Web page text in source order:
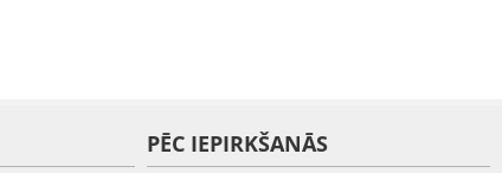
PĒC IEPIRKŠANĀS